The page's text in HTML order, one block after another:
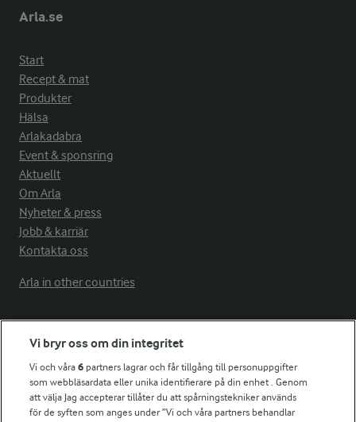
Arla.se
Start
Recept & mat
Produkter
Hälsa
Arlakadabra
Event & sponsring
Aktuellt
Om Arla
Nyheter & press
Jobb & karriär
Kontakta oss
Arla in other countries
Fler Arlasajter
För ägare
Arlas kundportal
Arla.com
Vi bryr oss om din integritet
Vi och våra6 partners lagrar och får tillgång till personuppgifter
som webbläsardata eller unika identifierare på din enhet . Genom
att välja Jag accepterar tillåter du att spårningstekniker används
för de syften som anges under ”Vi och våra partners behandlar